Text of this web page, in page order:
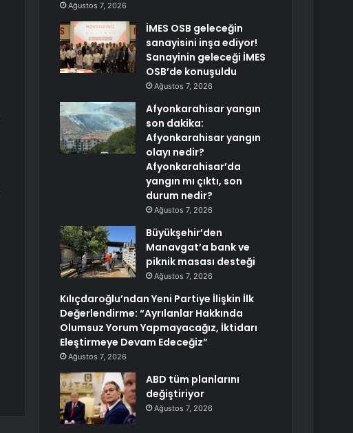
Ağustos 7, 2026
İMES OSB geleceğin
sanayisini inşa ediyor!
Sanayinin geleceği İMES
OSB’de konuşuldu
Ağustos 7, 2026
Afyonkarahisar yangın
son dakika:
Afyonkarahisar yangın
olayı nedir?
Afyonkarahisar’da
yangın mı çıktı, son
durum nedir?
Ağustos 7, 2026
Büyükşehir’den
Manavgat’a bank ve
piknik masası desteği
Ağustos 7, 2026
Kılıçdaroğlu’ndan Yeni Partiye İlişkin İlk
Değerlendirme: “Ayrılanlar Hakkında
Olumsuz Yorum Yapmayacağız, İktidarı
Eleştirmeye Devam Edeceğiz”
Ağustos 7, 2026
ABD tüm planlarını
değiştiriyor
Ağustos 7, 2026